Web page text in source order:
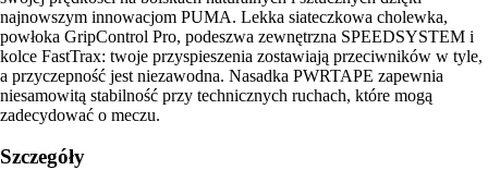
najnowszym innowacjom PUMA. Lekka siateczkowa cholewka,
powłoka GripControl Pro, podeszwa zewnętrzna SPEEDSYSTEM i
kolce FastTrax: twoje przyspieszenia zostawiają przeciwników w tyle,
a przyczepność jest niezawodna. Nasadka PWRTAPE zapewnia
niesamowitą stabilność przy technicznych ruchach, które mogą
zadecydować o meczu.
Szczegóły